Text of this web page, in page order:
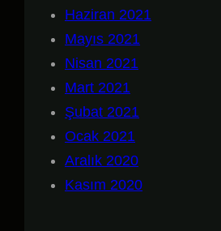
Haziran 2021
Mayıs 2021
Nisan 2021
Mart 2021
Şubat 2021
Ocak 2021
Aralık 2020
Kasım 2020